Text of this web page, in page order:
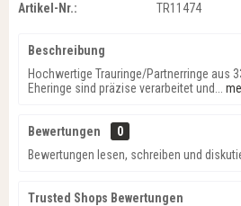
Artikel-Nr.: TR11474
Beschreibung
Hochwertige Trauringe/Partnerringe aus
Eheringe sind präzise verarbeitet und...
Bewertungen
0
Bewertungen lesen, schreiben und
Trusted Shops Bewertungen